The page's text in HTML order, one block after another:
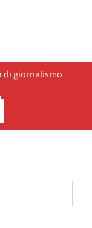
di giornalismo